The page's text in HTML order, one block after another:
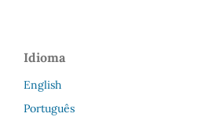
Idioma
English
Português